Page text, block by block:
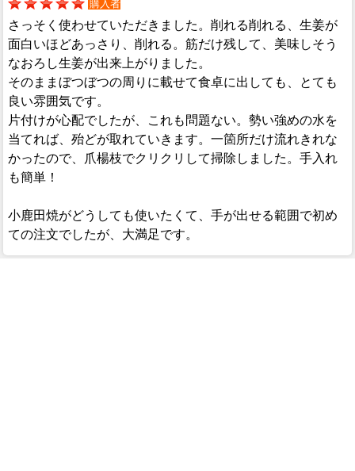
購入者
さっそく使わせていただきました。削れる削れる、生姜が
面白いほどあっさり、削れる。筋だけ残して、美味しそう
なおろし生姜が出来上がりました。
そのままぼつぼつの周りに載せて食卓に出しても、とても
良い雰囲気です。
片付けが心配でしたが、これも問題ない。勢い強めの水を
当てれば、殆どが取れていきます。一箇所だけ流れきれな
かったので、爪楊枝でクリクリして掃除しました。手入れ
も簡単！
小鹿田焼がどうしても使いたくて、手が出せる範囲で初め
ての注文でしたが、大満足です。